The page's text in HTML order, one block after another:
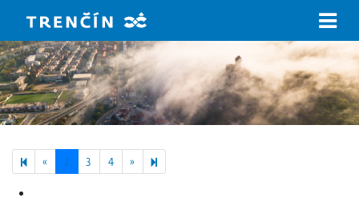
« Previous page
2 3 4 » Next page
9